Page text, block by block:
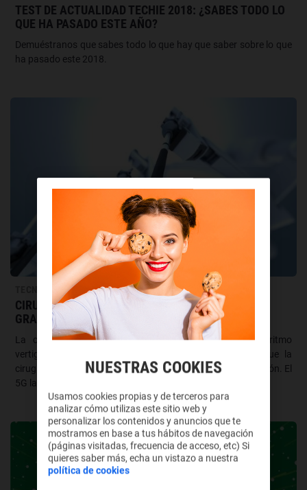
TEST DE ACTUALIDAD TECHIE 2018: ¿SABES TODO LO
QUE HA PASADO ESTE AÑO?
Demuéstranos que sabes todo lo que hay que saber sobre lo que
ha pasado este 2018.
TECNOLOGÍA
CIRUGÍA ROBÓTICA REMOTA POSIBLE Y SEGURA
GRACIAS AL 5G
La convergencia del desarrollo de las tecnologías a ritmo
vertiginoso y los avances en medicina hacen posible que la
cirugía robótica no sea un concepto propio de la ciencia ficción. El
5G la hará aún más posible.
NUESTRAS COOKIES
Usamos cookies propias y de terceros para
analizar cómo utilizas este sitio web y
personalizar los contenidos y anuncios que te
mostramos en base a tus hábitos de navegación
(páginas visitadas, frecuencia de acceso, etc) Si
quieres saber más, echa un vistazo a nuestra
política de cookies